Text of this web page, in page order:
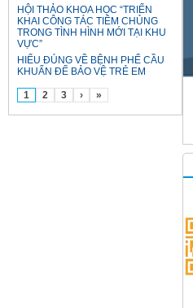
HỘI THẢO KHOA HỌC “TRIỂN
KHAI CÔNG TÁC TIÊM CHỦNG
TRONG TÌNH HÌNH MỚI TẠI KHU
VỰC”
HIỂU ĐÚNG VỀ BỆNH PHẾ CẦU
KHUẨN ĐỂ BẢO VỆ TRẺ EM
1 2 3 › »